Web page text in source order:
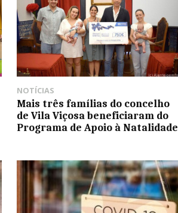
NOTÍCIAS
Mais três famílias do concelho
de Vila Viçosa beneficiaram do
Programa de Apoio à Natalidade